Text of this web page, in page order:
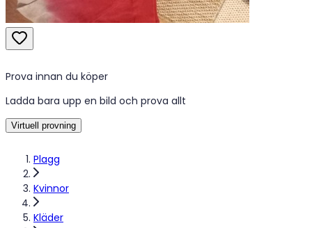
Plagg
Kvinnor
Kläder
Prova innan du köper
Ladda bara upp en bild och prova allt
Virtuell provning